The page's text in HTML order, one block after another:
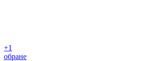
+1
обране